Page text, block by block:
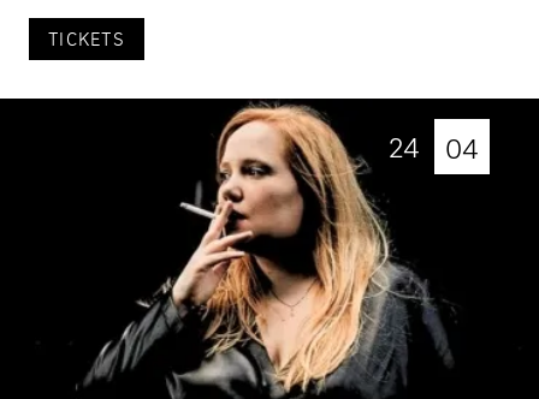
TICKETS
24 04